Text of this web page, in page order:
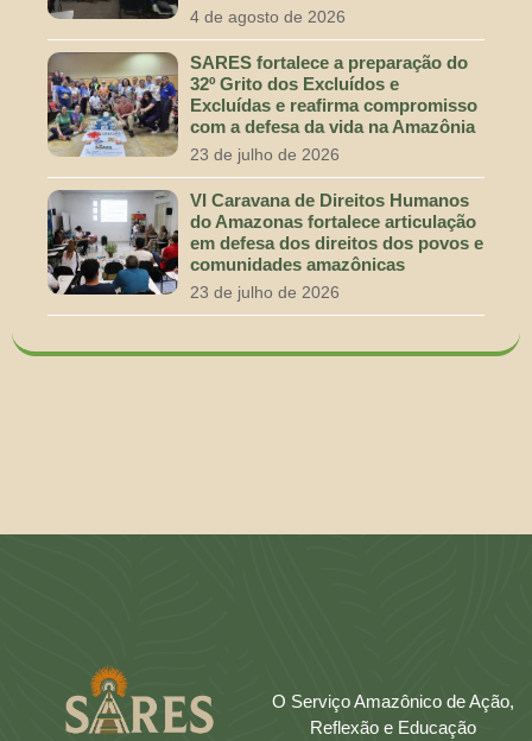
4 de agosto de 2026
SARES fortalece a preparação do
32º Grito dos Excluídos e
Excluídas e reafirma compromisso
com a defesa da vida na Amazônia
23 de julho de 2026
VI Caravana de Direitos Humanos
do Amazonas fortalece articulação
em defesa dos direitos dos povos e
comunidades amazônicas
23 de julho de 2026
O Serviço Amazônico de Ação,
Reflexão e Educação